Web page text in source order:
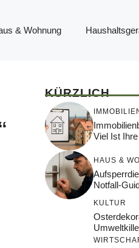
& Wohnung
KÜRZLICH
Viel Ist
HAUS &
Notfall-
KULTUR